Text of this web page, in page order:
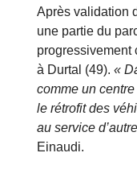
Après validation
une partie du
progressivement
à Durtal (49). «
comme un
le rétrofit des
au service
Einaudi.